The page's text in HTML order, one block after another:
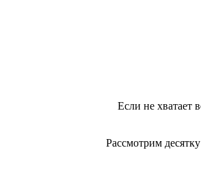
Если не хватает
Рассмотрим